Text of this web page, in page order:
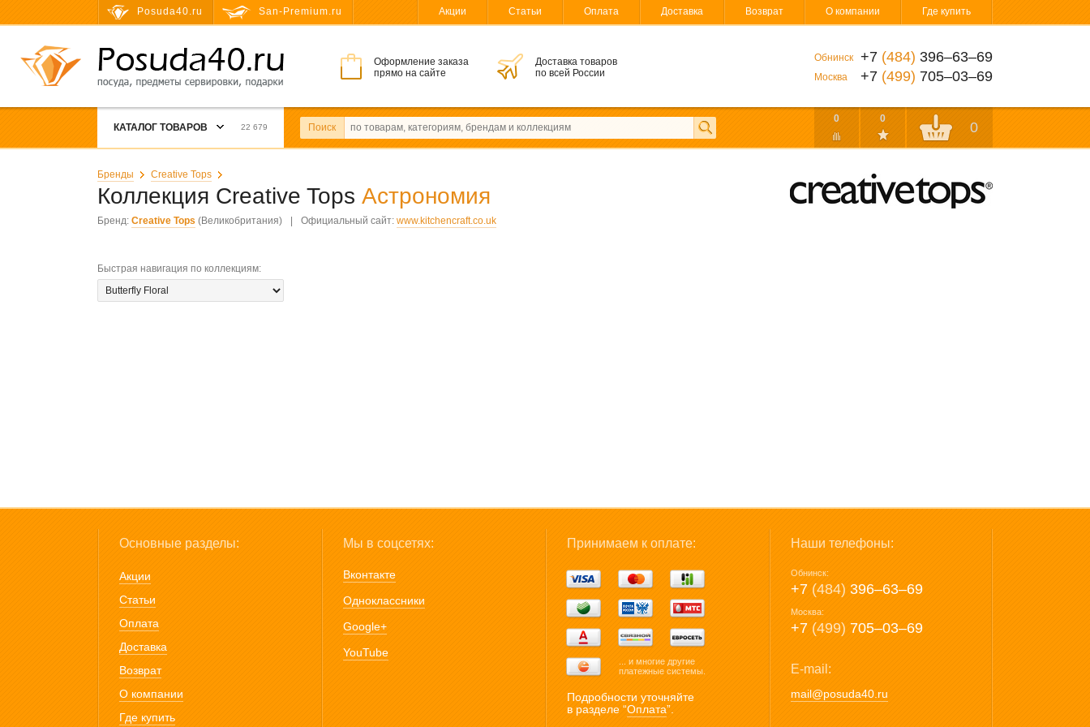
Posuda40.ru San-Premium.ru Акции Статьи Оплата Доставка Возврат О компании Где купить
Оформление заказа
прямо на сайте
Доставка товаров
по всей России
Обнинск +7 (484) 396‒63‒69
Москва +7 (499) 705‒03‒69
КАТАЛОГ ТОВАРОВ 22 679 Поиск
0 0
0
Бренды Creative Tops
Коллекция Creative Tops Астрономия
Бренд: Creative Tops (Великобритания) Официальный сайт: www.kitchencraft.co.uk
Быстрая навигация по коллекциям:
Основные разделы:
Акции
Статьи
Оплата
Доставка
Возврат
О компании
Где купить
Мы в соцсетях:
Вконтакте
Одноклассники
Google+
YouTube
Принимаем к оплате:
... и многие другие
платежные системы.
Подробности уточняйте
в разделе “Оплата”.
Наши телефоны:
Обнинск:
+7 (484) 396‒63‒69
Москва:
+7 (499) 705‒03‒69
E-mail:
mail@posuda40.ru